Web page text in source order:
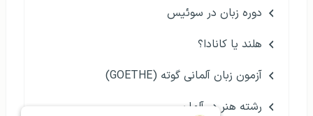
دوره زبان در سوئیس
هلند یا کانادا؟
آزمون زبان آلمانی گوته (GOETHE)
رشته هنر در آلمان